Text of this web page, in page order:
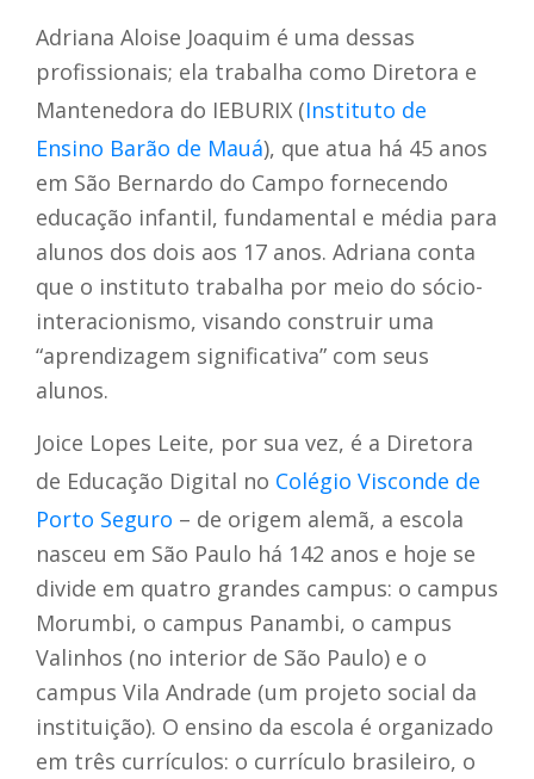
Adriana Aloise Joaquim é uma dessas
profissionais; ela trabalha como Diretora e
Mantenedora do IEBURIX (Instituto de
Ensino Barão de Mauá), que atua há 45 anos
em São Bernardo do Campo fornecendo
educação infantil, fundamental e média para
alunos dos dois aos 17 anos. Adriana conta
que o instituto trabalha por meio do sócio-
interacionismo, visando construir uma
“aprendizagem significativa” com seus
alunos.
Joice Lopes Leite, por sua vez, é a Diretora
de Educação Digital no Colégio Visconde de
Porto Seguro – de origem alemã, a escola
nasceu em São Paulo há 142 anos e hoje se
divide em quatro grandes campus: o campus
Morumbi, o campus Panambi, o campus
Valinhos (no interior de São Paulo) e o
campus Vila Andrade (um projeto social da
instituição). O ensino da escola é organizado
em três currículos: o currículo brasileiro, o